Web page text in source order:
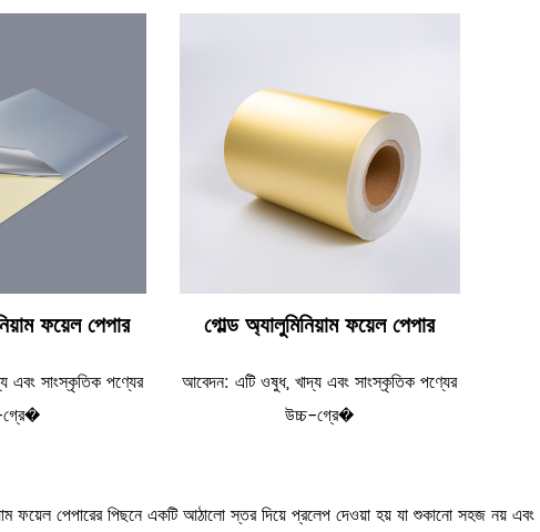
ফয়েল পেপার
এবং সাংস্কৃতিক পণ্যের
গোল্ড অ্যালুমিনিয়াম ফয়েল পেপার
আবেদন: এটি ওষুধ, খাদ্য এবং সাংস্কৃতিক পণ্যের
উচ্চ-গ্রে�
ফয়েল পেপারের পিছনে একটি আঠালো স্তর দিয়ে প্রলেপ দেওয়া হয় যা শুকানো সহজ নয় এবং